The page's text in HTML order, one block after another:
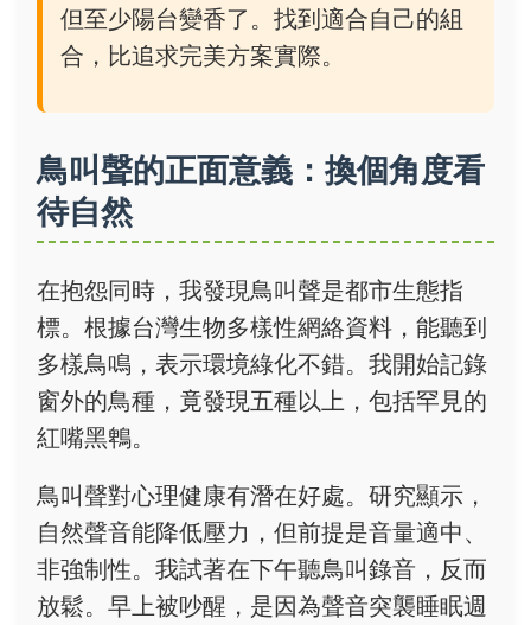
但至少陽台變香了。找到適合自己的組
合，比追求完美方案實際。
鳥叫聲的正面意義：換個角度看
待自然
在抱怨同時，我發現鳥叫聲是都市生態指
標。根據台灣生物多樣性網絡資料，能聽到
多樣鳥鳴，表示環境綠化不錯。我開始記錄
窗外的鳥種，竟發現五種以上，包括罕見的
紅嘴黑鵯。
鳥叫聲對心理健康有潛在好處。研究顯示，
自然聲音能降低壓力，但前提是音量適中、
非強制性。我試著在下午聽鳥叫錄音，反而
放鬆。早上被吵醒，是因為聲音突襲睡眠週